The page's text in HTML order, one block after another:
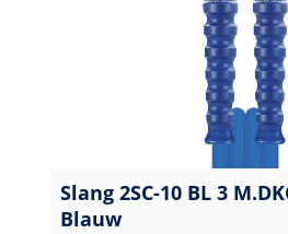
Slang 2SC-10 BL 3 M.DKO 22 + KBS
Blauw